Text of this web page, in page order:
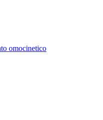
omocinetico